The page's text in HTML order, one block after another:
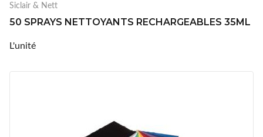
Siclair & Nett
50 SPRAYS NETTOYANTS RECHARGEABLES 35ML
L'unité